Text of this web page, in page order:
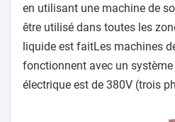
en utilisant une machine de
être utilisé dans toutes les
liquide est faitLes machines
fonctionnent avec un
électrique est de 380V (trois